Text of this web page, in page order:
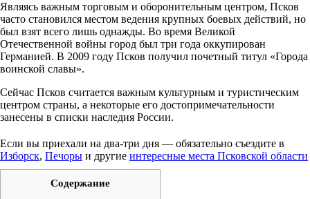
Являясь важным торговым и оборонительным центром, Псков
часто становился местом ведения крупных боевых действий, но
был взят всего лишь однажды. Во время Великой
Отечественной войны город был три года оккупирован
Германией. В 2009 году Псков получил почетный титул «Города
воинской славы».
Сейчас Псков считается важным культурным и туристическим
центром страны, а некоторые его достопримечательности
занесены в списки наследия России.
Если вы приехали на два-три дня — обязательно съездите в
Изборск, Печоры и другие интересные места Псковской области
Содержание